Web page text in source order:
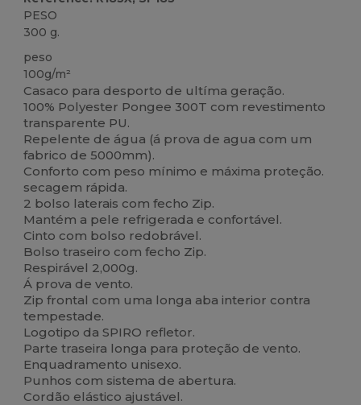
PESO
300 g.
peso
100g/m²
Casaco para desporto de ultíma geração.
100% Polyester Pongee 300T com revestimento
transparente PU.
Repelente de água (á prova de agua com um
fabrico de 5000mm).
Conforto com peso mínimo e máxima proteção.
secagem rápida.
2 bolso laterais com fecho Zip.
Mantém a pele refrigerada e confortável.
Cinto com bolso redobrável.
Bolso traseiro com fecho Zip.
Respirável 2,000g.
Á prova de vento.
Zip frontal com uma longa aba interior contra
tempestade.
Logotipo da SPIRO refletor.
Parte traseira longa para proteção de vento.
Enquadramento unisexo.
Punhos com sistema de abertura.
Cordão elástico ajustável.